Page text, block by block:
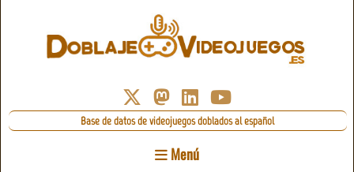
Base de datos de videojuegos doblados al español
Menú